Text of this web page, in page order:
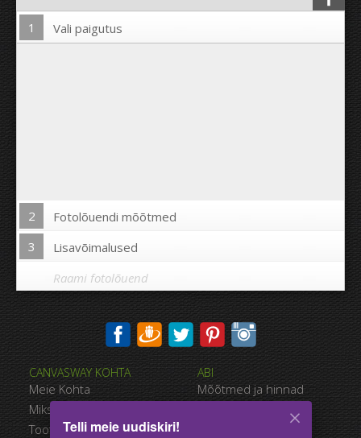
Lae pilt üles
1 Vali paigutus
2
Fotolõuendi mõõtmed
3
Lisavõimalused
Trükkida pilt fotolõuendi äärtele:
Ei
Kaugus piltide vahel:
Raami fotolõuend
CANVASWAY KOHTA
Meie Kohta
Miks CanvasWAY
Toote Kvaliteet
ABI
Mõõtmed ja hinnad
Maksevõimalused
Telli meie uudiskiri!